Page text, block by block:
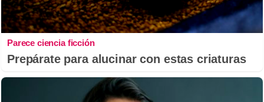
Parece ciencia ficción
Prepárate para alucinar con estas criaturas